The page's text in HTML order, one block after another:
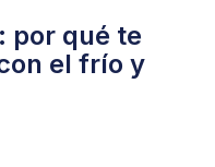
por qué te
el frío y